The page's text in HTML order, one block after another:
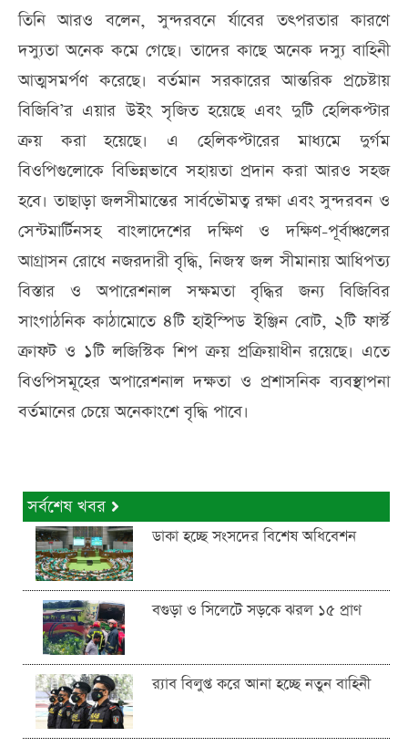
তিনি আরও বলেন, সুন্দরবনে র্যাবের তৎপরতার কারণে
দস্যুতা অনেক কমে গেছে। তাদের কাছে অনেক দস্যু বাহিনী
আত্মসমর্পণ করেছে। বর্তমান সরকারের আন্তরিক প্রচেষ্টায়
বিজিবি’র এয়ার উইং সৃজিত হয়েছে এবং দুটি হেলিকপ্টার
ক্রয় করা হয়েছে। এ হেলিকপ্টারের মাধ্যমে দুর্গম
বিওপিগুলোকে বিভিন্নভাবে সহায়তা প্রদান করা আরও সহজ
হবে। তাছাড়া জলসীমান্তের সার্বভৌমত্ব রক্ষা এবং সুন্দরবন ও
সেন্টমার্টিনসহ বাংলাদেশের দক্ষিণ ও দক্ষিণ-পূর্বাঞ্চলের
আগ্রাসন রোধে নজরদারী বৃদ্ধি, নিজস্ব জল সীমানায় আধিপত্য
বিস্তার ও অপারেশনাল সক্ষমতা বৃদ্ধির জন্য বিজিবির
সাংগাঠনিক কাঠামোতে ৪টি হাইস্পিড ইঞ্জিন বোট, ২টি ফার্স্ট
ক্রাফট ও ১টি লজিস্টিক শিপ ক্রয় প্রক্রিয়াধীন রয়েছে। এতে
বিওপিসমূহের অপারেশনাল দক্ষতা ও প্রশাসনিক ব্যবস্থাপনা
বর্তমানের চেয়ে অনেকাংশে বৃদ্ধি পাবে।
সর্বশেষ খবর
ডাকা হচ্ছে সংসদের বিশেষ অধিবেশন
বগুড়া ও সিলেটে সড়কে ঝরল ১৫ প্রাণ
র‍্যাব বিলুপ্ত করে আনা হচ্ছে নতুন বাহিনী